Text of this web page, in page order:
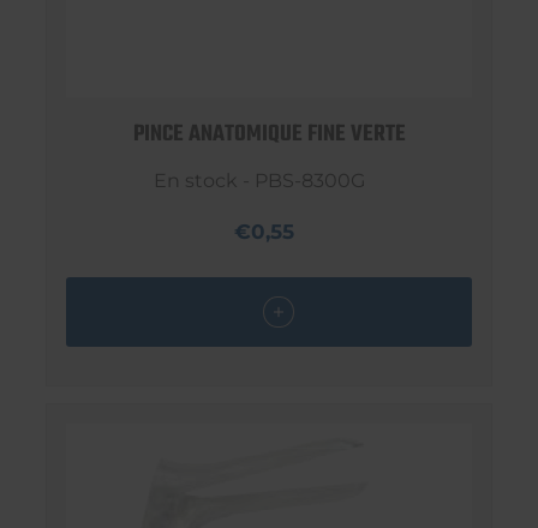
PINCE ANATOMIQUE FINE VERTE
En stock - PBS-8300G
€0,55